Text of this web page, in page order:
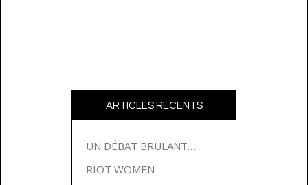
ARTICLES RÉCENTS
UN DÉBAT BRULANT…
RIOT WOMEN